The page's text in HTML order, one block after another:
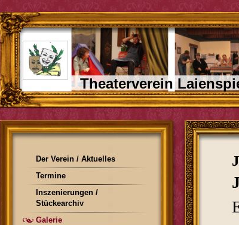
Theaterverein
Der Verein / Aktuelles
Termine
Inszenierungen /
Stückearchiv
Galerie